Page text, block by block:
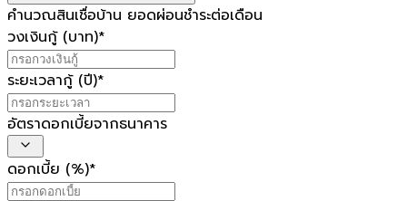
คำนวณสินเชื่อบ้าน ยอดผ่อนชำระต่อเดือน
วงเงินกู้ (บาท)*
ระยะเวลากู้ (ปี)*
อัตราดอกเบี้ยจากธนาคาร
ดอกเบี้ย (%)*